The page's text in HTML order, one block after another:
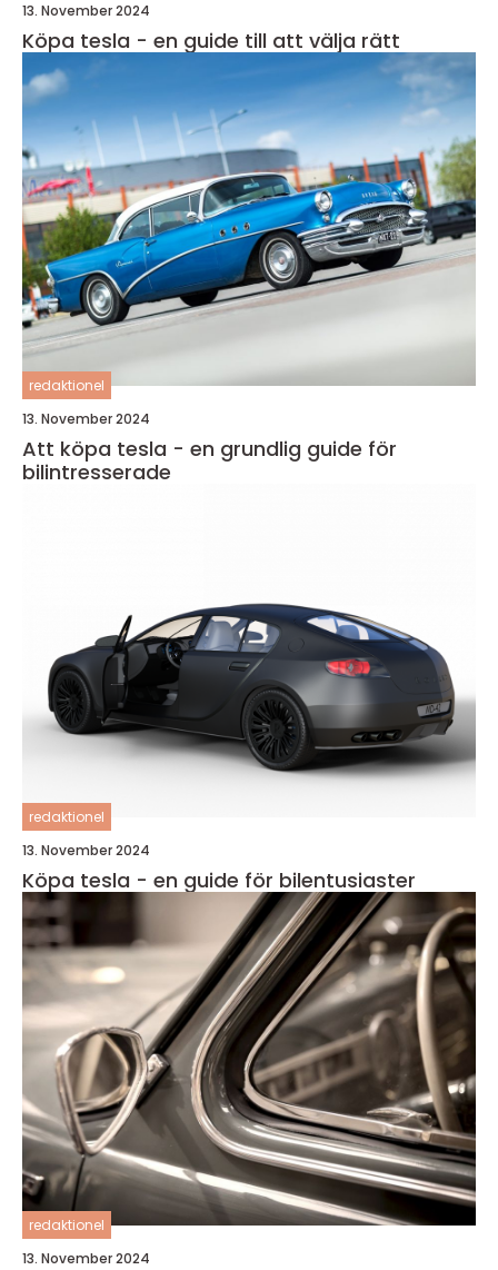
13. November 2024
Köpa tesla - en guide till att välja rätt
redaktionel
13. November 2024
Att köpa tesla - en grundlig guide för
bilintresserade
redaktionel
13. November 2024
Köpa tesla - en guide för bilentusiaster
redaktionel
13. November 2024